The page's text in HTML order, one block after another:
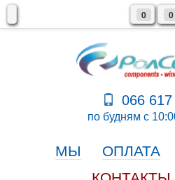
0 0
066
по будням с
МЫ ОПЛАТА